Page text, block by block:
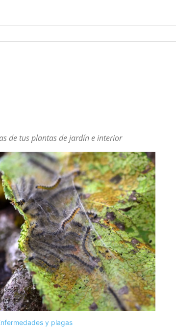
de tus plantas de jardín e interior
y plagas